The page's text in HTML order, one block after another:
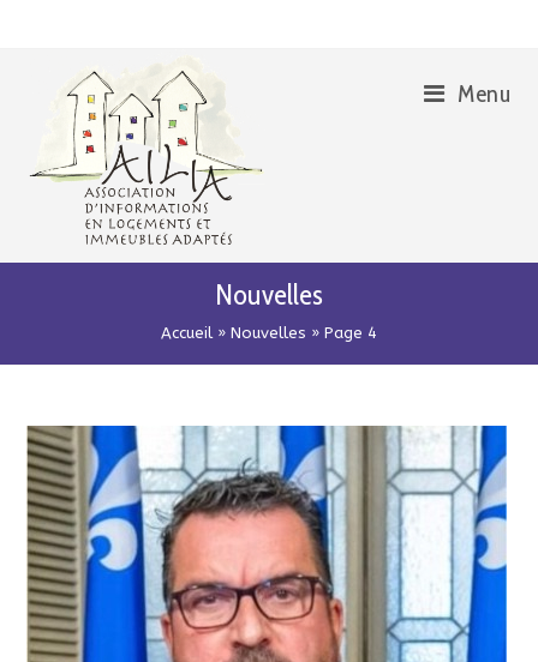
Content
navigation
Menu
Nouvelles
Accueil» Nouvelles » Page 4